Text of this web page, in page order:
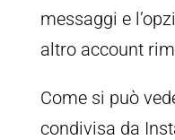
messaggi e
altro account
Come si può
condivisa da